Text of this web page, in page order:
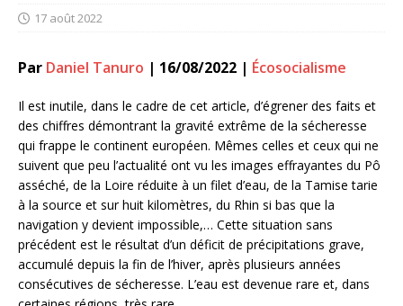
17 août 2022
Par Daniel Tanuro | 16/08/2022 | Écosocialisme
Il est inutile, dans le cadre de cet article, d’égrener des faits et
des chiffres démontrant la gravité extrême de la sécheresse
qui frappe le continent européen. Mêmes celles et ceux qui ne
suivent que peu l’actualité ont vu les images effrayantes du Pô
asséché, de la Loire réduite à un filet d’eau, de la Tamise tarie
à la source et sur huit kilomètres, du Rhin si bas que la
navigation y devient impossible,… Cette situation sans
précédent est le résultat d’un déficit de précipitations grave,
accumulé depuis la fin de l’hiver, après plusieurs années
consécutives de sécheresse. L’eau est devenue rare et, dans